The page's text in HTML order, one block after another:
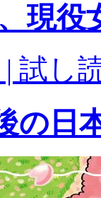
現役
試し
の日